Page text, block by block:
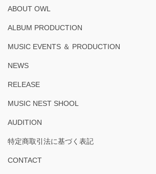
ABOUT OWL
ALBUM PRODUCTION
MUSIC EVENTS ＆ PRODUCTION
NEWS
RELEASE
MUSIC NEST SHOOL
AUDITION
特定商取引法に基づく表記
CONTACT